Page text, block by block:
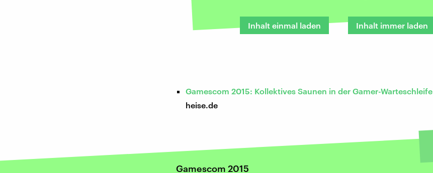
Inhalt einmal laden Inhalt immer laden
Gamescom 2015: Kollektives Saunen in der Gamer-Warteschleife
heise.de
Gamescom 2015